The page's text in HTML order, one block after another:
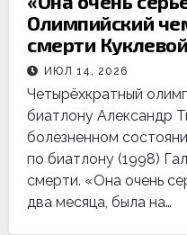
Олимпийский
смерти Куклевой
ИЮЛ 14, 2026
Четырёхкратный
биатлону Александр
болезненном
по биатлону (1998)
смерти. «Она очень
два месяца, была на…